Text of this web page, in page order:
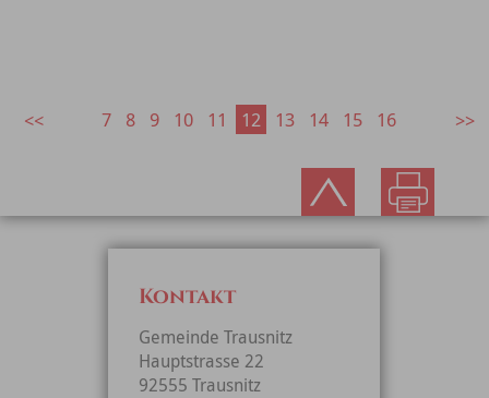
7 8 9 10 11 12 13 14 15 16
Kontakt
Gemeinde Trausnitz
Hauptstrasse 22
92555 Trausnitz